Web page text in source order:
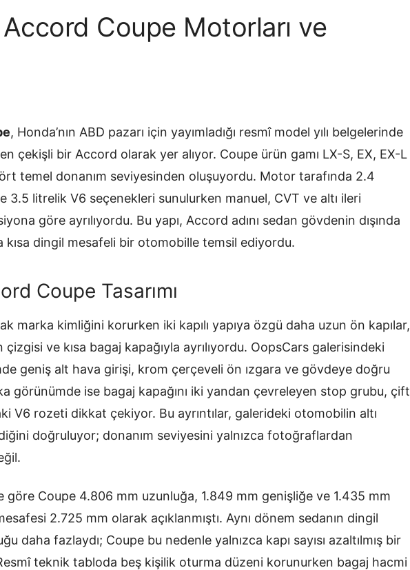
Coupe Motorları ve
, Honda’nın ABD pazarı için yayımladığı resmî model yılı belgelerinde
çekişli bir Accord olarak yer alıyor. Coupe ürün gamı LX-S, EX, EX-L
temel donanım seviyesinden oluşuyordu. Motor tarafında 2.4
3.5 litrelik V6 seçenekleri sunulurken manuel, CVT ve altı ileri
göre ayrılıyordu. Bu yapı, Accord adını sedan gövdenin dışında
kısa dingil mesafeli bir otomobille temsil ediyordu.
Coupe Tasarımı
marka kimliğini korurken iki kapılı yapıya özgü daha uzun ön kapılar,
ve kısa bagaj kapağıyla ayrılıyordu. OopsCars galerisindeki
geniş alt hava girişi, krom çerçeveli ön ızgara ve gövdeye doğru
görünümde ise bagaj kapağını iki yandan çevreleyen stop grubu, çift
V6 rozeti dikkat çekiyor. Bu ayrıntılar, galerideki otomobilin altı
doğruluyor; donanım seviyesini yalnızca fotoğraflardan
göre Coupe 4.806 mm uzunluğa, 1.849 mm genişliğe ve 1.435 mm
2.725 mm olarak açıklanmıştı. Aynı dönem sedanın dingil
daha fazlaydı; Coupe bu nedenle yalnızca kapı sayısı azaltılmış bir
teknik tabloda beş kişilik oturma düzeni korunurken bagaj hacmi